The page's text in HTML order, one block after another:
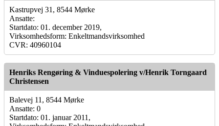
Kastrupvej 31, 8544 Mørke
Ansatte:
Startdato: 01. december 2019,
Virksomhedsform: Enkeltmandsvirksomhed
CVR: 40960104
Henriks Rengøring & Vinduespolering v/Henrik Torngaard
Christensen
Balevej 11, 8544 Mørke
Ansatte: 0
Startdato: 01. januar 2011,